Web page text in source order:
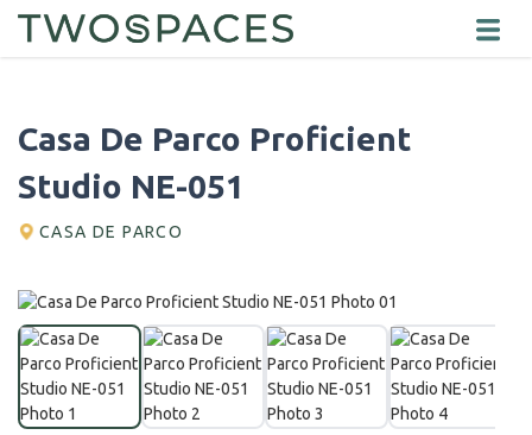
Casa De Parco Proficient
Studio NE-051
CASA DE PARCO